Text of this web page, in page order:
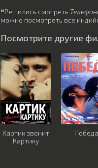
❝Решились смотреть
можно посмотреть все
Посмотрите другие
Картик звонит
Картику
Победа